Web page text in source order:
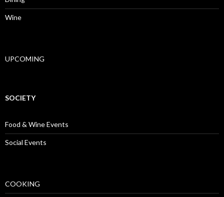
Wine
UPCOMING
SOCIETY
Food & Wine Events
Social Events
COOKING